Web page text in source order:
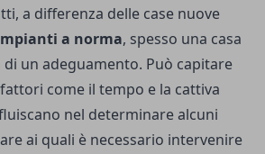
a differenza delle case nuove
a norma, spesso una casa
di un adeguamento. Può capitare
come il tempo e la cattiva
nel determinare alcuni
ai quali è necessario intervenire